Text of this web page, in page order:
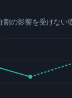
の影響を受けない